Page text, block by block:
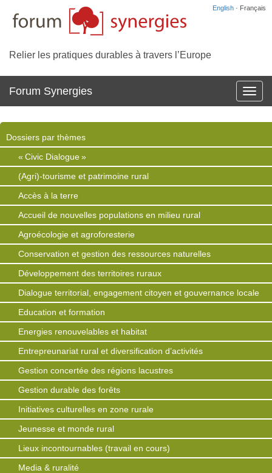
English · Français
Relier les pratiques durables à travers l’Europe
la
Forum Synergies
Dossiers par thèmes
« Civic Dialogue »
(Agri)-tourisme et patrimoine rural
Accès à la terre
Accueil de nouvelles populations en milieu rural
Agroécologie et agroforesterie
Conservation et gestion des ressources naturelles
Développement des territoires ruraux
Dialogue territorial, engagement citoyen et gouvernance locale
Education et formation
Energies renouvelables et habitat
Entrepreunariat rural et diversification d’activités
Gestion concertée des régions lacustres
Gestion durable des forêts
Initiatives culturelles en zone rurale
Jeunesse et monde rural
Lieux incontournables (travail en cours)
Media & ruralité